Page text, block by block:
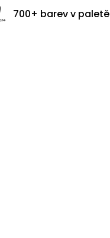
700+ barev v paletě